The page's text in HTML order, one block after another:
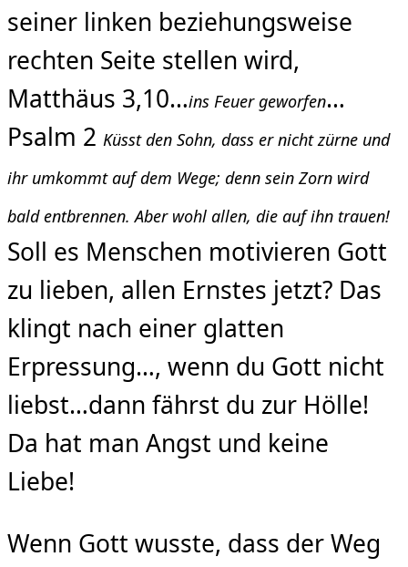
seiner linken beziehungsweise
rechten Seite stellen wird,
Matthäus 3,10…ins Feuer geworfen…
Psalm 2 Küsst den Sohn, dass er nicht zürne und
ihr umkommt auf dem Wege; denn sein Zorn wird
bald entbrennen. Aber wohl allen, die auf ihn trauen!
Soll es Menschen motivieren Gott
zu lieben, allen Ernstes jetzt? Das
klingt nach einer glatten
Erpressung…, wenn du Gott nicht
liebst…dann fährst du zur Hölle!
Da hat man Angst und keine
Liebe!
Wenn Gott wusste, dass der Weg